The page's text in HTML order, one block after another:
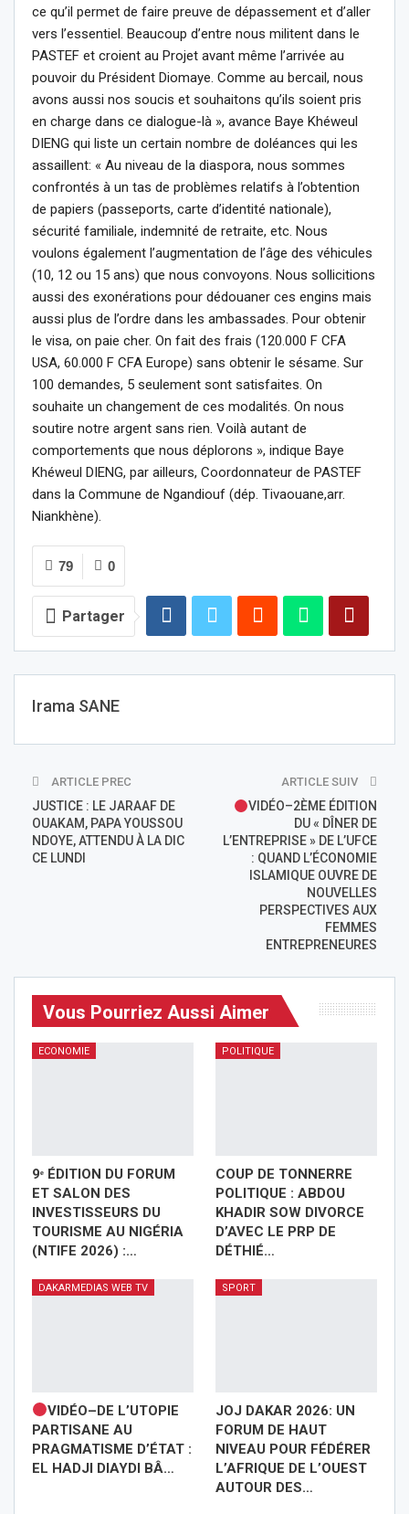
ce qu’il permet de faire preuve de dépassement et d’aller
vers l’essentiel. Beaucoup d’entre nous militent dans le
PASTEF et croient au Projet avant même l’arrivée au
pouvoir du Président Diomaye. Comme au bercail, nous
avons aussi nos soucis et souhaitons qu’ils soient pris
en charge dans ce dialogue-là », avance Baye Khéweul
DIENG qui liste un certain nombre de doléances qui les
assaillent: « Au niveau de la diaspora, nous sommes
confrontés à un tas de problèmes relatifs à l’obtention
de papiers (passeports, carte d’identité nationale),
sécurité familiale, indemnité de retraite, etc. Nous
voulons également l’augmentation de l’âge des véhicules
(10, 12 ou 15 ans) que nous convoyons. Nous sollicitions
aussi des exonérations pour dédouaner ces engins mais
aussi plus de l’ordre dans les ambassades. Pour obtenir
le visa, on paie cher. On fait des frais (120.000 F CFA
USA, 60.000 F CFA Europe) sans obtenir le sésame. Sur
100 demandes, 5 seulement sont satisfaites. On
souhaite un changement de ces modalités. On nous
soutire notre argent sans rien. Voilà autant de
comportements que nous déplorons », indique Baye
Khéweul DIENG, par ailleurs, Coordonnateur de PASTEF
dans la Commune de Ngandiouf (dép. Tivaouane,arr.
Niankhène).
0
79
Partager
Irama SANE
ARTICLE PREC
JUSTICE : LE JARAAF DE
OUAKAM, PAPA YOUSSOU
NDOYE, ATTENDU À LA DIC
CE LUNDI
ARTICLE SUIV
VIDÉO–2ÈME ÉDITION
DU « DÎNER DE
L’ENTREPRISE » DE L’UFCE
: QUAND L’ÉCONOMIE
ISLAMIQUE OUVRE DE
NOUVELLES
PERSPECTIVES AUX
FEMMES
ENTREPRENEURES
Vous Pourriez Aussi Aimer
ECONOMIE
9ᵉ ÉDITION DU FORUM
ET SALON DES
INVESTISSEURS DU
TOURISME AU NIGÉRIA
(NTIFE 2026) :…
POLITIQUE
COUP DE TONNERRE
POLITIQUE : ABDOU
KHADIR SOW DIVORCE
D’AVEC LE PRP DE
DÉTHIÉ…
DAKARMEDIAS WEB TV
VIDÉO–DE L’UTOPIE
PARTISANE AU
PRAGMATISME D’ÉTAT :
EL HADJI DIAYDI BÂ…
SPORT
JOJ DAKAR 2026: UN
FORUM DE HAUT
NIVEAU POUR FÉDÉRER
L’AFRIQUE DE L’OUEST
AUTOUR DES…